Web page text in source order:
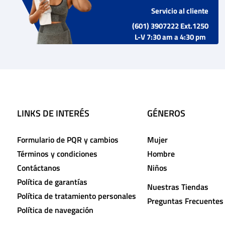
Servicio al cliente
(601) 3907222 Ext.1250
L-V 7:30 am a 4:30 pm
LINKS DE INTERÉS
Formulario de PQR y cambios
Términos y condiciones
Contáctanos
Política de garantías
Política de tratamiento personales
Política de navegación
GÉNEROS
Mujer
Hombre
Niños
Nuestras Tiendas
Preguntas Frecuentes